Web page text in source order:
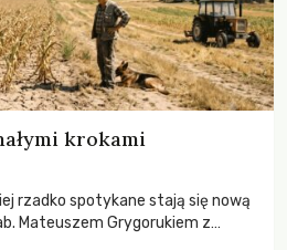
krokami
rzadko spotykane stają się nową
Mateuszem Grygorukiem z